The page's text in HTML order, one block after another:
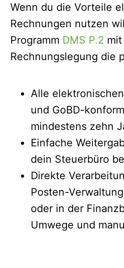
Wenn du die Vorteile
Rechnungen nutzen
Programm DMS P.2 mit
Rechnungslegung die
Alle
und GoBD-
mindestens zehn
Einfache
dein Steuerbüro
Direkte
Posten-
oder in der
Umwege und